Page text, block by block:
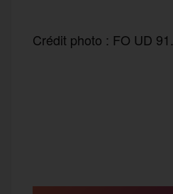
Crédit photo : FO UD 91.